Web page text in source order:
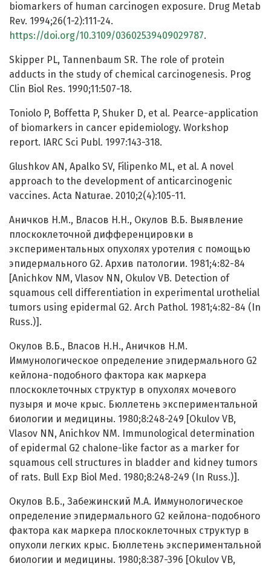
biomarkers of human carcinogen exposure. Drug Metab
Rev. 1994;26(1-2):111-24.
https://doi.org/10.3109/03602539409029787.
Skipper PL, Tannenbaum SR. The role of protein
adducts in the study of chemical carcinogenesis. Prog
Clin Biol Res. 1990;11:507-18.
Toniolo P, Boffetta P, Shuker D, et al. Pearce-application
of biomarkers in cancer epidemiology. Workshop
report. IARC Sci Publ. 1997:143-318.
Glushkov AN, Apalko SV, Filipenko ML, et al. A novel
approach to the development of anticarcinogenic
vaccines. Acta Naturae. 2010;2(4):105-11.
Аничков Н.М., Власов Н.Н., Окулов В.Б. Выявление
плоскоклеточной дифференцировки в
экспериментальных опухолях уротелия с помощью
эпидермального G2. Архив патологии. 1981;4:82-84
[Anichkov NM, Vlasov NN, Okulov VB. Detection of
squamous cell differentiation in experimental urothelial
tumors using epidermal G2. Arch Pathol. 1981;4:82-84 (In
Russ.)].
Окулов В.Б., Власов Н.Н., Аничков Н.М.
Иммунологическое определение эпидермального G2
кейлона-подобного фактора как маркера
плоскоклеточных структур в опухолях мочевого
пузыря и моче крыс. Бюллетень экспериментальной
биологии и медицины. 1980;8:248-249 [Okulov VB,
Vlasov NN, Anichkov NM. Immunological determination
of epidermal G2 chalone-like factor as a marker for
squamous cell structures in bladder and kidney tumors
of rats. Bull Exp Biol Med. 1980;8:248-249 (In Russ.)].
Окулов В.Б., Забежинский М.А. Иммунологическое
определение эпидермального G2 кейлона-подобного
фактора как маркера плоскоклеточных структур в
опухоли легких крыс. Бюллетень экспериментальной
биологии и медицины. 1980;8:387-396 [Okulov VB,